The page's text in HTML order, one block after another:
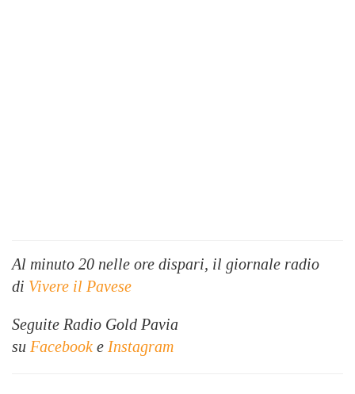
Al minuto 20 nelle ore dispari, il giornale radio
di Vivere il Pavese
Seguite Radio Gold Pavia
su Facebook e Instagram